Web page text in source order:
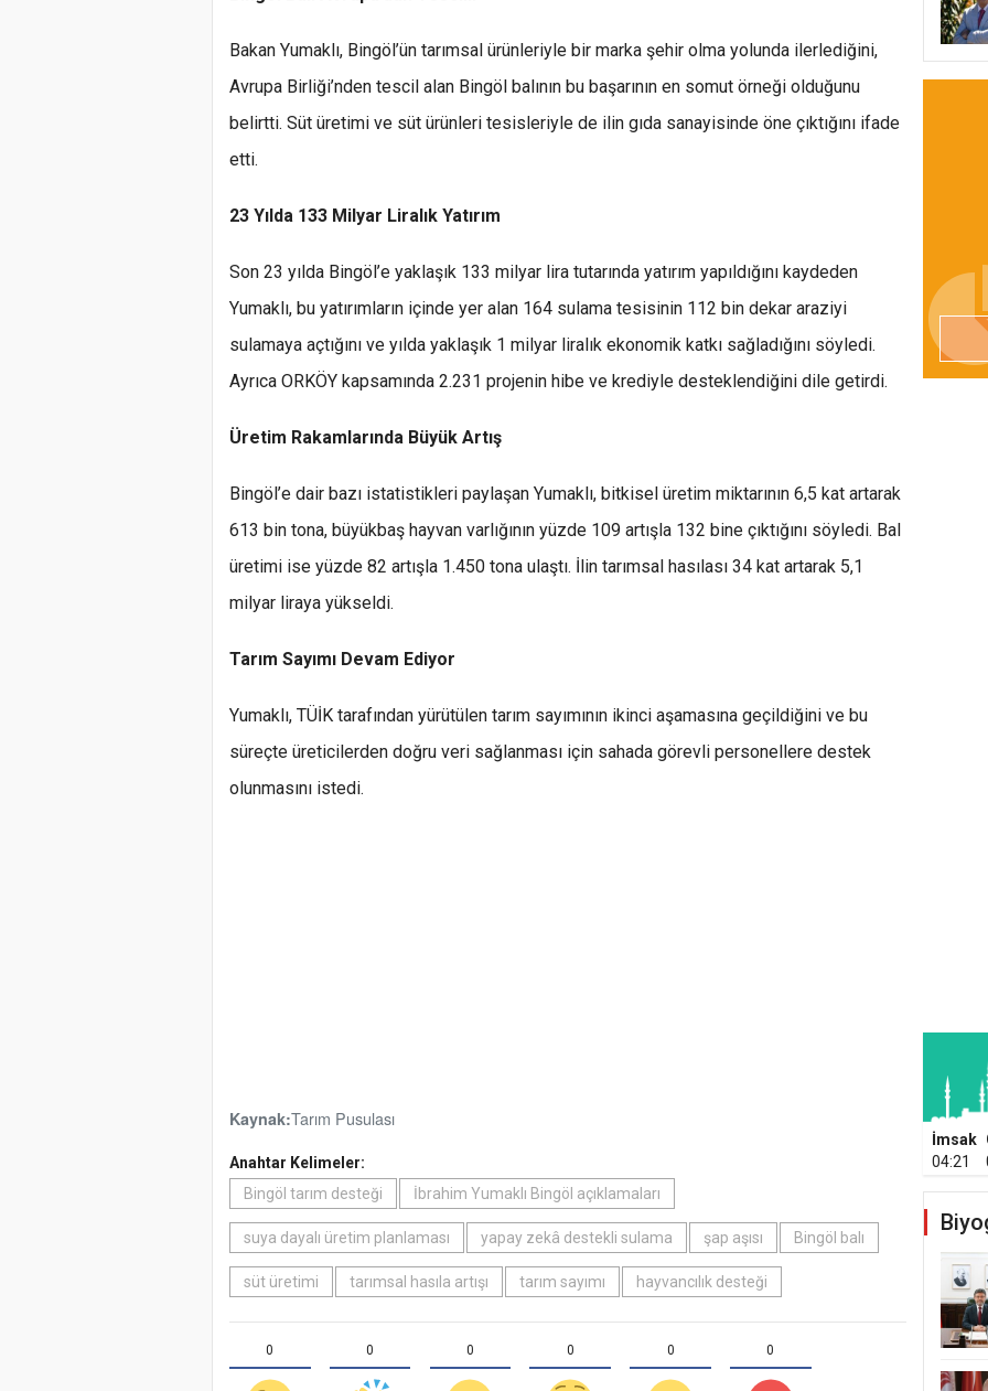
Bakan Yumaklı, Bingöl’ün tarımsal ürünleriyle bir marka şehir olma yolunda ilerlediğini,
Avrupa Birliği’nden tescil alan Bingöl balının bu başarının en somut örneği olduğunu
belirtti. Süt üretimi ve süt ürünleri tesisleriyle de ilin gıda sanayisinde öne çıktığını ifade
etti.
23 Yılda 133 Milyar Liralık Yatırım
Son 23 yılda Bingöl’e yaklaşık 133 milyar lira tutarında yatırım yapıldığını kaydeden
Yumaklı, bu yatırımların içinde yer alan 164 sulama tesisinin 112 bin dekar araziyi
sulamaya açtığını ve yılda yaklaşık 1 milyar liralık ekonomik katkı sağladığını söyledi.
Ayrıca ORKÖY kapsamında 2.231 projenin hibe ve krediyle desteklendiğini dile getirdi.
Üretim Rakamlarında Büyük Artış
Bingöl’e dair bazı istatistikleri paylaşan Yumaklı, bitkisel üretim miktarının 6,5 kat artarak
613 bin tona, büyükbaş hayvan varlığının yüzde 109 artışla 132 bine çıktığını söyledi. Bal
üretimi ise yüzde 82 artışla 1.450 tona ulaştı. İlin tarımsal hasılası 34 kat artarak 5,1
milyar liraya yükseldi.
Tarım Sayımı Devam Ediyor
Yumaklı, TÜİK tarafından yürütülen tarım sayımının ikinci aşamasına geçildiğini ve bu
süreçte üreticilerden doğru veri sağlanması için sahada görevli personellere destek
olunmasını istedi.
Kaynak:Tarım Pusulası
Anahtar Kelimeler:
Bingöl tarım desteği
İbrahim Yumaklı Bingöl açıklamaları
suya dayalı üretim planlaması yapay zekâ destekli sulama şap aşısı Bingöl balı
süt üretimi tarımsal hasıla artışı tarım sayımı hayvancılık desteği
0 0 0 0 0 0
İmsak
04:21